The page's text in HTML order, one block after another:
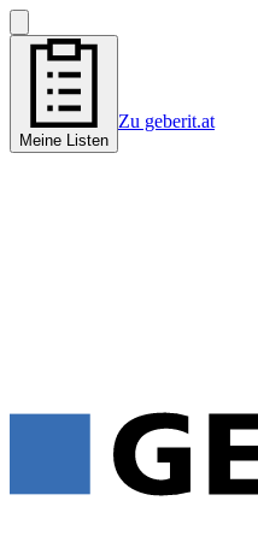
Meine Listen
Zu geberit.at